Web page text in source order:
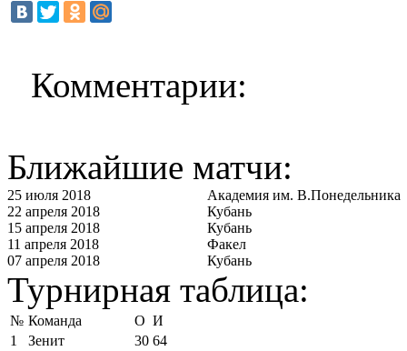
Комментарии:
Ближайшие матчи:
25 июля 2018
Академия им. В.Понедельника
22 апреля 2018
Кубань
15 апреля 2018
Кубань
11 апреля 2018
Факел
07 апреля 2018
Кубань
Турнирная таблица:
№ Команда О И
1
Зенит 30 64